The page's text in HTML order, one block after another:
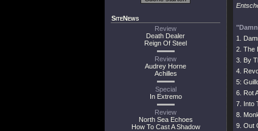
SiteNews
Review
Death Dealer
Reign Of Steel
Review
Audrey Horne
Achilles
Special
In Extremo
Review
North Sea Echoes
How To Cast A Shadow
1.
2. The
3. By
4.
5:
6. Rot
7. Into
8.
9. Out